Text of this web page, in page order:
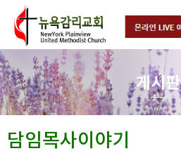
게시판
담임목사이야기